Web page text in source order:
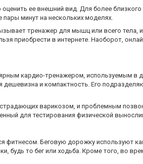
ее внешний вид. Для более
пары минут на нескольких моделях.
тренажер для мышц или всего тела,
приобрести в интернете. Наоборот,
кардио-тренажером, используемым в
и компактность. Его
варикозом, и проблемным
для тестирования физической
фитнесом. Беговую дорожку используют
будь то бег или ходьба. Кроме того, во